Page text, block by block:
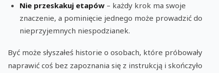
Nie przeskakuj etapów – każdy krok ma swoje
znaczenie, a pominięcie jednego może prowadzić do
nieprzyjemnych niespodzianek.
Być może słyszałeś historie o osobach, które próbowały
naprawić coś bez zapoznania się z instrukcją i skończyło